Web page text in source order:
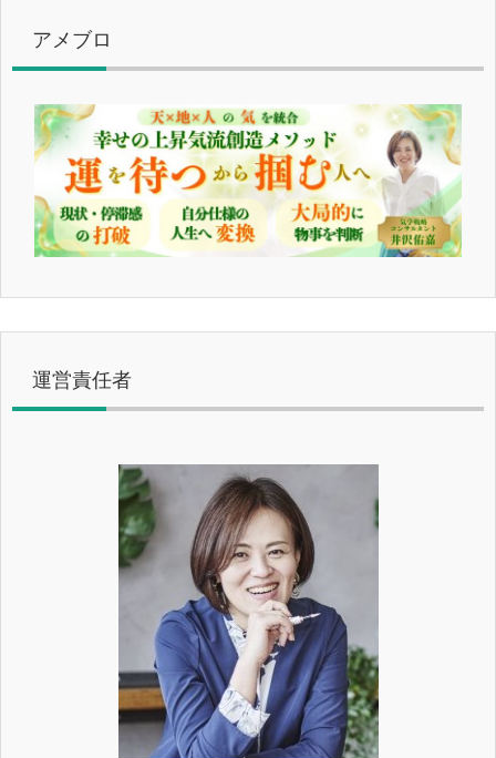
アメブロ
運営責任者